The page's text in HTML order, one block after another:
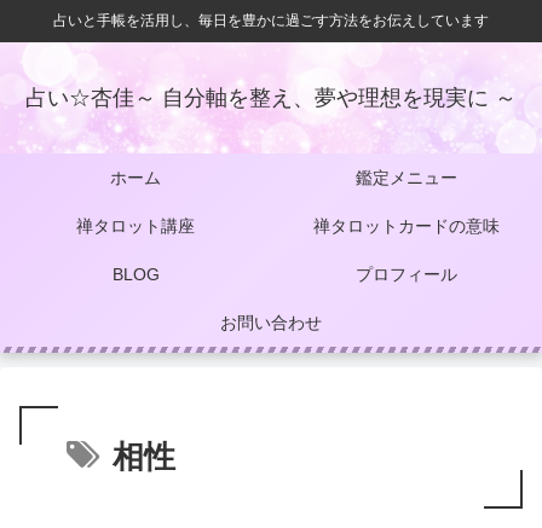
占いと手帳を活用し、毎日を豊かに過ごす方法をお伝えしています
占い☆杏佳～ 自分軸を整え、夢や理想を現実に ～
ホーム 鑑定メニュー
禅タロット講座 禅タロットカードの意味
BLOG プロフィール
お問い合わせ
相性